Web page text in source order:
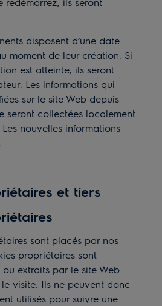
disposent d’une date
moment de leur création. Si
est atteinte, ils seront
Les informations qui
sur le site Web depuis
seront collectées localement
nouvelles informations
et tiers
sont placés par nos
propriétaires sont
extraits par le site Web
le visite. Ils ne peuvent donc
utilisés pour suivre une